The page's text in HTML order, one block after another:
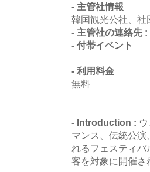
- 主管社情報
韓国観光公社、社
- 主管社の連絡先 :
- 付帯イベント
- 利用料金
無料
- Introduction :
マンス、伝統公
れるフェスティ
客を対象に開催さ